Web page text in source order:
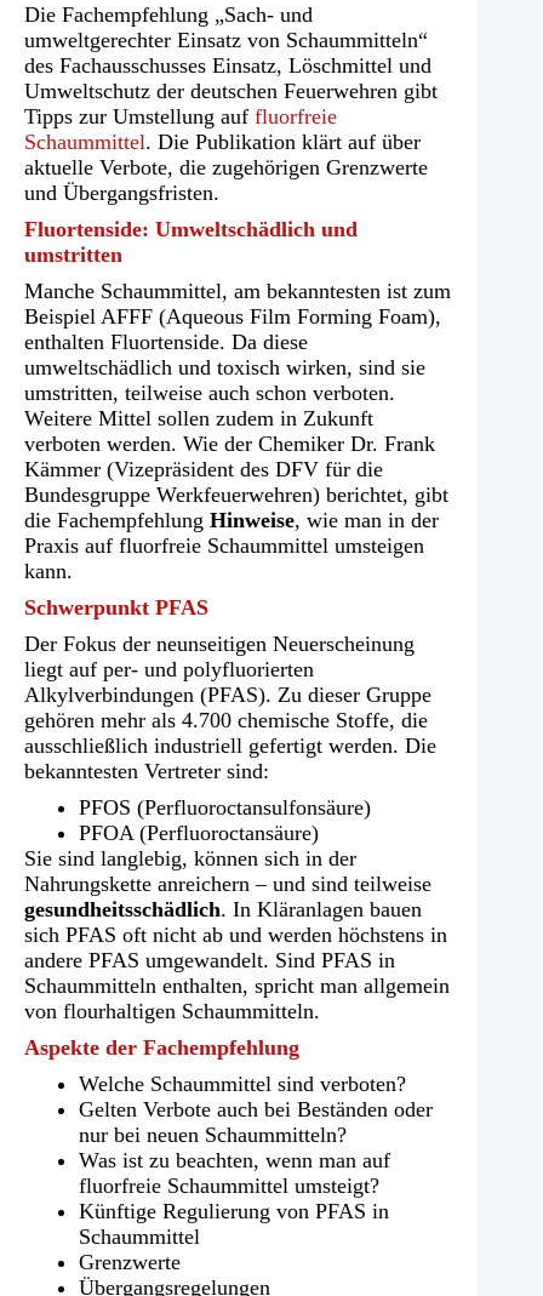
Die Fachempfehlung „Sach- und
umweltgerechter Einsatz von Schaummitteln“
des Fachausschusses Einsatz, Löschmittel und
Umweltschutz der deutschen Feuerwehren gibt
Tipps zur Umstellung auf fluorfreie
Schaummittel. Die Publikation klärt auf über
aktuelle Verbote, die zugehörigen Grenzwerte
und Übergangsfristen.
Fluortenside: Umweltschädlich und
umstritten
Manche Schaummittel, am bekanntesten ist zum
Beispiel AFFF (Aqueous Film Forming Foam),
enthalten Fluortenside. Da diese
umweltschädlich und toxisch wirken, sind sie
umstritten, teilweise auch schon verboten.
Weitere Mittel sollen zudem in Zukunft
verboten werden. Wie der Chemiker Dr. Frank
Kämmer (Vizepräsident des DFV für die
Bundesgruppe Werkfeuerwehren) berichtet, gibt
die Fachempfehlung Hinweise, wie man in der
Praxis auf fluorfreie Schaummittel umsteigen
kann.
Schwerpunkt PFAS
Der Fokus der neunseitigen Neuerscheinung
liegt auf per- und polyfluorierten
Alkylverbindungen (PFAS). Zu dieser Gruppe
gehören mehr als 4.700 chemische Stoffe, die
ausschließlich industriell gefertigt werden. Die
bekanntesten Vertreter sind:
PFOS (Perfluoroctansulfonsäure)
PFOA (Perfluoroctansäure)
Sie sind langlebig, können sich in der
Nahrungskette anreichern – und sind teilweise
gesundheitsschädlich. In Kläranlagen bauen
sich PFAS oft nicht ab und werden höchstens in
andere PFAS umgewandelt. Sind PFAS in
Schaummitteln enthalten, spricht man allgemein
von flourhaltigen Schaummitteln.
Aspekte der Fachempfehlung
Welche Schaummittel sind verboten?
Gelten Verbote auch bei Beständen oder
nur bei neuen Schaummitteln?
Was ist zu beachten, wenn man auf
fluorfreie Schaummittel umsteigt?
Künftige Regulierung von PFAS in
Schaummittel
Grenzwerte
Übergangsregelungen